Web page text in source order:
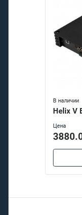
В наличии
Helix V
Цена